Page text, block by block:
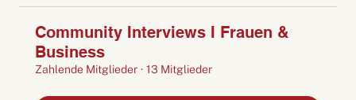
Community Interviews I Frauen &
Business
Zahlende Mitglieder · 13 Mitglieder